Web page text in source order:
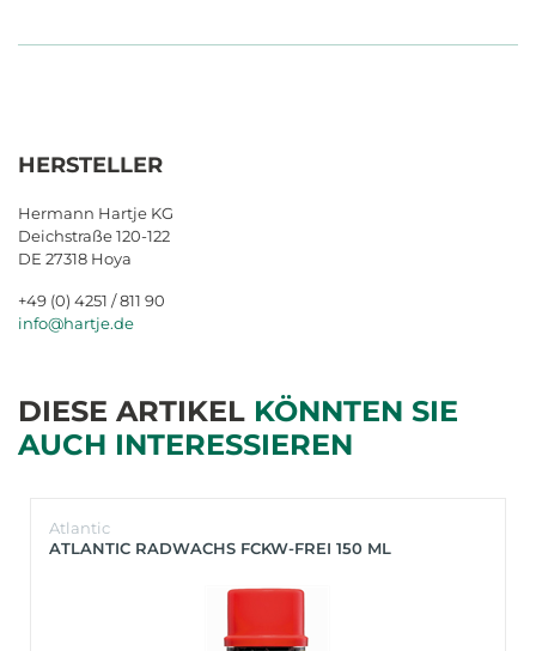
HERSTELLER
Hermann Hartje KG
Deichstraße 120-122
DE 27318 Hoya
+49 (0) 4251 / 811 90
info@hartje.de
DIESE ARTIKEL KÖNNTEN SIE
AUCH INTERESSIEREN
Atlantic
ATLANTIC RADWACHS FCKW-FREI 150 ML